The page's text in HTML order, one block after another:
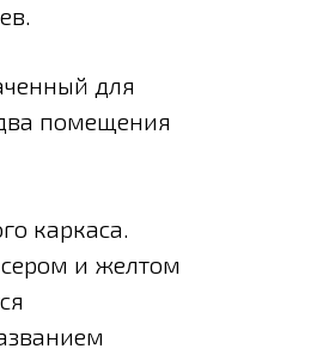
для
помещения
каркаса.
и желтом